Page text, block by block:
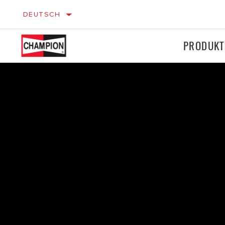
DEUTSCH